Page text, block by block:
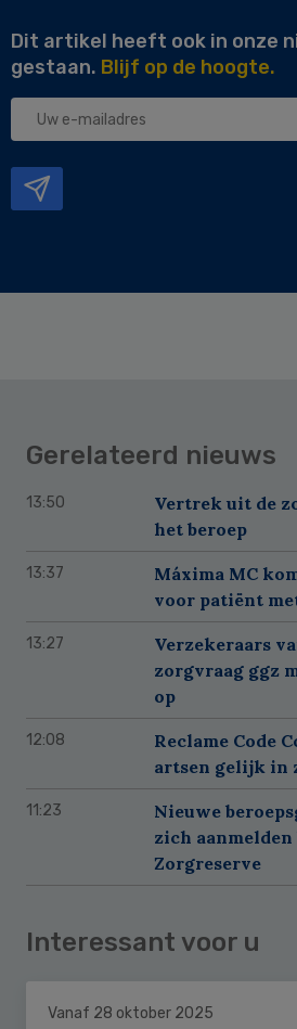
Dit artikel heeft ook in onze
gestaan. Blijf op de hoogte.
Uw
Gerelateerd nieuws
13:50
Vertrek uit de
het beroep
13:37
Máxima MC
voor patiënt
13:27
Verzekeraars
zorgvraag ggz
op
12:08
Reclame Code
artsen gelijk in
11:23
Nieuwe
zich
Zorgreserve
Interessant voor u
Vanaf 28 oktober 2025